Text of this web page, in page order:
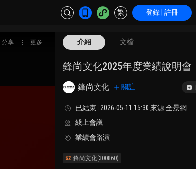
繁 登錄 | 註冊
分享 更多 介紹 文檔
鋒尚文化2025年度業績說明會
鋒尚文化 關註
已結束 | 2026-05-11 15:30 來源 全景網
綫上會議
業績會路演
鋒尚文化(300860)